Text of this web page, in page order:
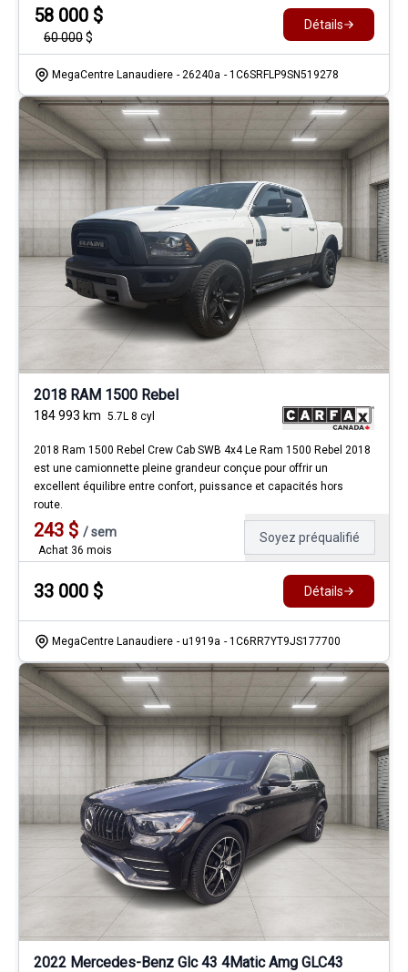
58 000 $
60 000$
Détails
MegaCentre Lanaudiere - 26240a - 1C6SRFLP9SN519278
2018 RAM 1500 Rebel
184 993 km 5.7L 8 cyl
2018 Ram 1500 Rebel Crew Cab SWB 4x4 Le Ram 1500 Rebel 2018
est une camionnette pleine grandeur conçue pour offrir un
excellent équilibre entre confort, puissance et capacités hors
route.
243 $ /sem
Achat 36 mois
Soyez préqualifié
33 000 $ Détails
MegaCentre Lanaudiere - u1919a - 1C6RR7YT9JS177700
2022 Mercedes-Benz Glc 43 4Matic Amg GLC43